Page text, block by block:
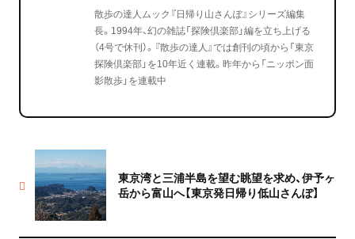
散歩の達人ムック『日帰り山さんぽ』シリーズ編集
長。1994年、幻の雑誌「探険倶楽部」編を立ち上げる
（4号で休刊）。『散歩の達人』では創刊の頃から「東京
探険倶楽部」を10年近く連載。昨年から「ニッポン面
影散歩」を連載中
東京湾と三浦半島を望む眺望を求め、伊予ヶ
岳から富山へ【東京発日帰り低山さんぽ】